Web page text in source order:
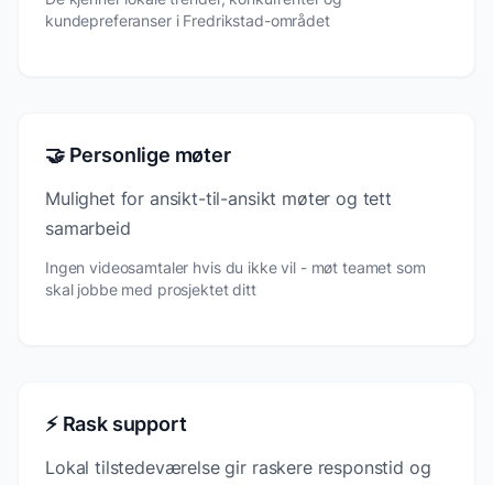
kundepreferanser i Fredrikstad-området
🤝 Personlige møter
Mulighet for ansikt-til-ansikt møter og tett
samarbeid
Ingen videosamtaler hvis du ikke vil - møt teamet som
skal jobbe med prosjektet ditt
⚡ Rask support
Lokal tilstedeværelse gir raskere responstid og